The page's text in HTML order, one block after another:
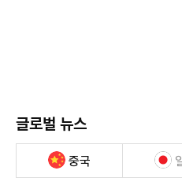
글로벌 뉴스
중국